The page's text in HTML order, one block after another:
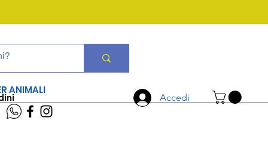
Accedi
ANIMALI